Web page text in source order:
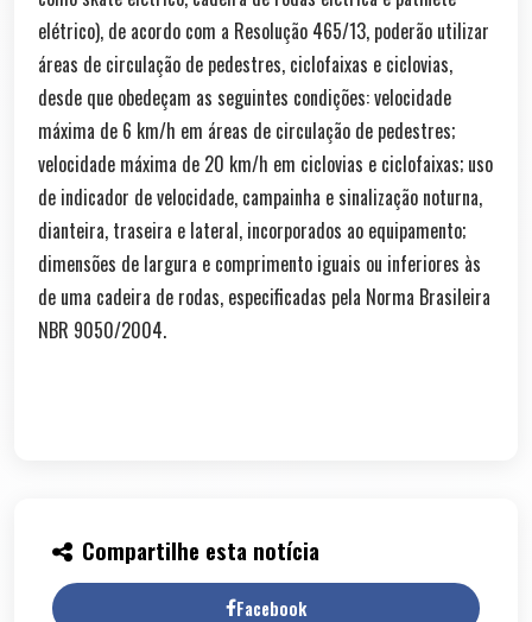
elétrico), de acordo com a Resolução 465/13, poderão utilizar
áreas de circulação de pedestres, ciclofaixas e ciclovias,
desde que obedeçam as seguintes condições: velocidade
máxima de 6 km/h em áreas de circulação de pedestres;
velocidade máxima de 20 km/h em ciclovias e ciclofaixas; uso
de indicador de velocidade, campainha e sinalização noturna,
dianteira, traseira e lateral, incorporados ao equipamento;
dimensões de largura e comprimento iguais ou inferiores às
de uma cadeira de rodas, especificadas pela Norma Brasileira
NBR 9050/2004.
Compartilhe esta notícia
Facebook